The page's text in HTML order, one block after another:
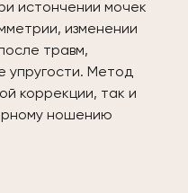
истончении мочек
изменении
травм,
упругости. Метод
коррекции, так и
ношению